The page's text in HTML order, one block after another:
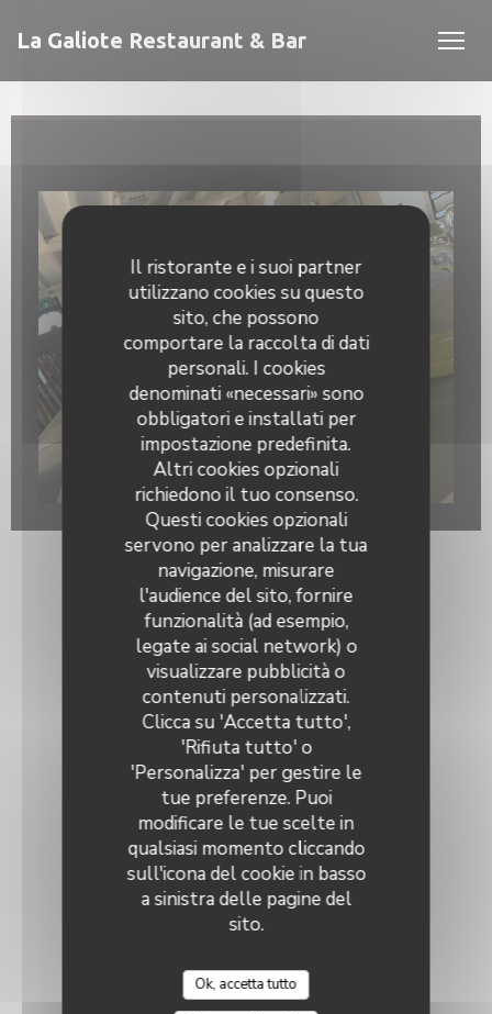
Il ristorante e i suoi partner
utilizzano cookies su questo
sito, che possono
comportare la raccolta di dati
personali. I cookies
denominati «necessari» sono
obbligatori e installati per
impostazione predefinita.
Altri cookies opzionali
richiedono il tuo consenso.
Questi cookies opzionali
servono per analizzare la tua
navigazione, misurare
l'audience del sito, fornire
funzionalità (ad esempio,
legate ai social network) o
visualizzare pubblicità o
contenuti personalizzati.
Clicca su 'Accetta tutto',
'Rifiuta tutto' o
'Personalizza' per gestire le
tue preferenze. Puoi
modificare le tue scelte in
qualsiasi momento cliccando
sull'icona del cookie in basso
a sinistra delle pagine del
sito.
Ok, accetta tutto
La Galiote Restaurant & Bar
La Galiote Restaurant & Bar